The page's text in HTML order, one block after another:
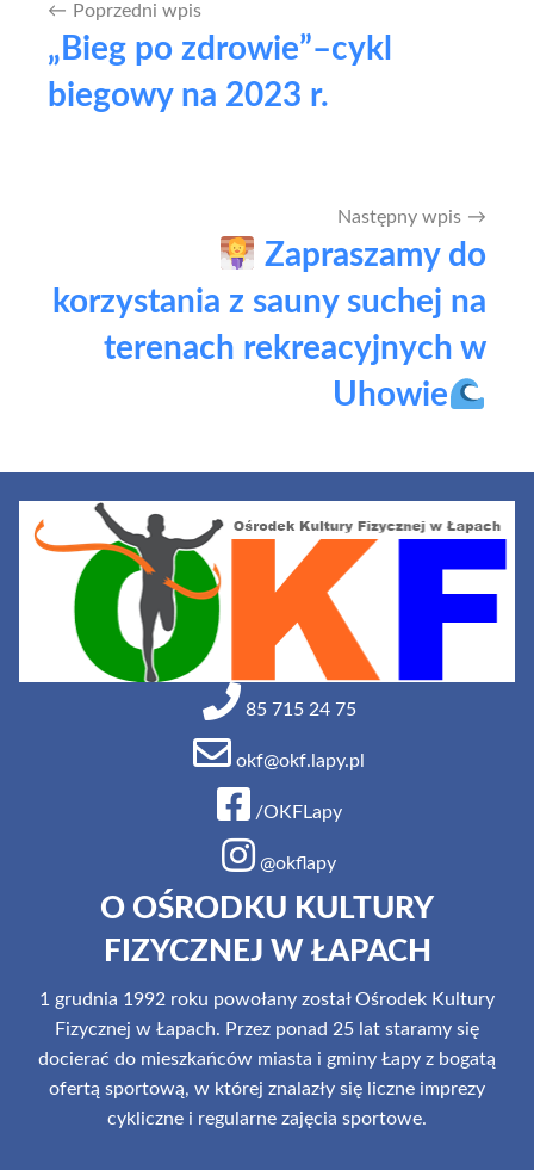
Nawigacja
wpisu
Poprzedni wpis
„Bieg po zdrowie”–cykl
biegowy na 2023 r.
Następny wpis
Zapraszamy do
korzystania z sauny suchej na
terenach rekreacyjnych w
Uhowie
85 715 24 75
okf@okf.lapy.pl
/OKFLapy
@okflapy
O OŚRODKU KULTURY
FIZYCZNEJ W ŁAPACH
1 grudnia 1992 roku powołany został Ośrodek Kultury
Fizycznej w Łapach. Przez ponad 25 lat staramy się
docierać do mieszkańców miasta i gminy Łapy z bogatą
ofertą sportową, w której znalazły się liczne imprezy
cykliczne i regularne zajęcia sportowe.